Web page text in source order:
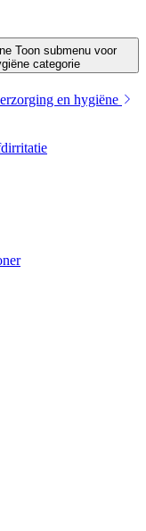
Toon submenu voor
categorie
en hygiëne